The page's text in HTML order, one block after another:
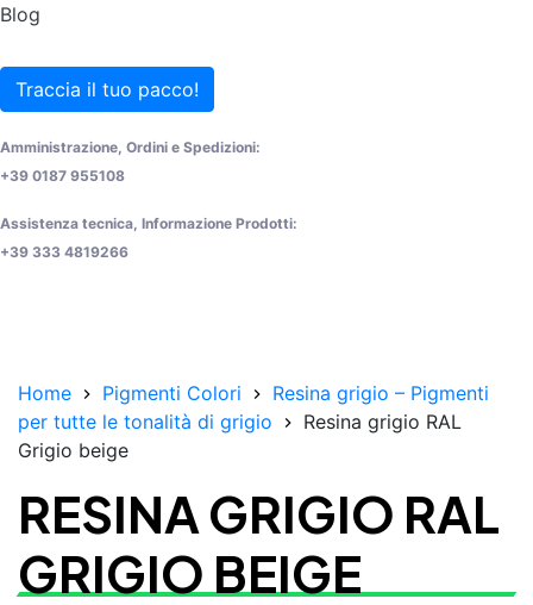
Blog
Traccia il tuo pacco!
Amministrazione, Ordini e Spedizioni:
+39 0187 955108
Assistenza tecnica, Informazione Prodotti:
+39 333 4819266
Home Pigmenti Colori
Resina grigio – Pigmenti
per tutte le tonalità di grigio
Resina grigio RAL
Grigio beige
RESINA GRIGIO RAL
GRIGIO BEIGE